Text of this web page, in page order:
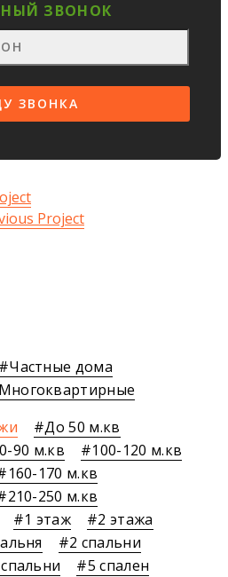
ЗВОНОК
Частные дома
Многоквартирные
До 50 м.кв
90 м.кв
100-120 м.кв
160-170 м.кв
210-250 м.кв
1 этаж
2 этажа
2 спальни
5 спален